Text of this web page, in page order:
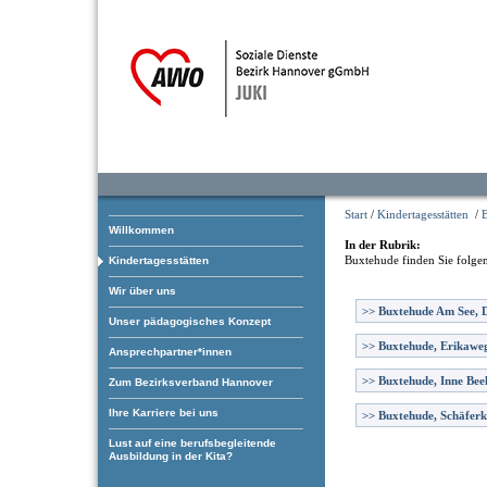
Willkommen
Kindertagesstätten
Wir über uns
Unser pädagogisches Konzept
Ansprechpartner*innen
Zum Bezirksverband Hannover
Ihre Karriere bei uns
Lust auf eine berufsbegleitende
Ausbildung in der Kita?
Start / Kindertagesstätten /
In der Rubrik:
Buxtehude finden Sie
>> Buxtehude Am
>> Buxtehude,
>> Buxtehude, Inne
>> Buxtehude,